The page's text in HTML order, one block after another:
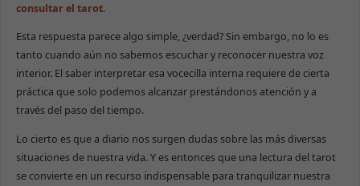
consultar el tarot.
Esta respuesta parece algo simple, ¿verdad? Sin embargo, no lo es
tanto cuando aún no sabemos escuchar y reconocer nuestra voz
interior. El saber interpretar esa vocecilla interna requiere de cierta
práctica que solo podemos alcanzar prestándonos atención y a
través del paso del tiempo.
Lo cierto es que a diario nos surgen dudas sobre las más diversas
situaciones de nuestra vida. Y es entonces que una lectura del tarot
se convierte en un recurso indispensable para tranquilizar nuestra